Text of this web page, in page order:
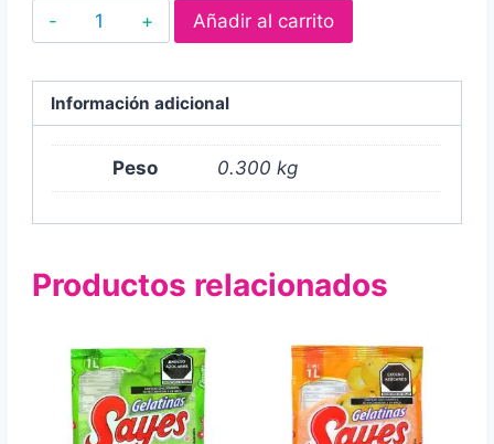
Dulces
tipo
jelly
doo
candy
box
sabor
frutas
20
pz
cantidad
Añadir al carrito
Información adicional
Peso 0.300 kg
Productos relacionados